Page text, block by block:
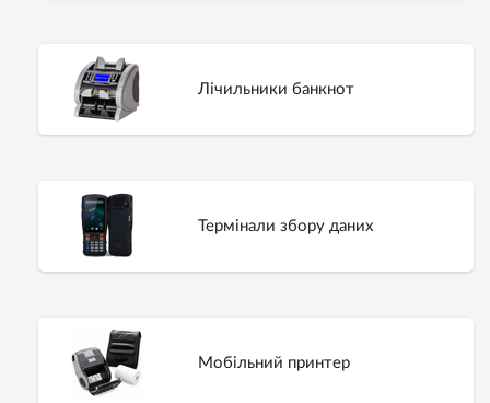
Лічильники банкнот
Термінали збору даних
Мобільний принтер